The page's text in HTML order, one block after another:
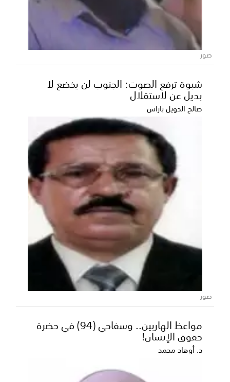
عقب اتصال من المحافظ الخنبشي.. اللواء
بن بريك يتراجع عن تجميد عضويته في
تحضيرية التنسيقي الأعلى بحضرموت
أعلن اللواء الركن أحمد سعيد بن بريك، محافظ حضرموت
الأسبق، تراجعه عن قرار تجميد عضويته في اللجنة التح...
300 مشروع تنموي سعودي تعزز الخدمات
الأساسية في المحافظات اليمنية
عكاظ - متابعات ​واصلت السعودية جهودها الحثيثة لترسيخ
ركائز النماء والاستقرار في اليمن، مقدمةً نموذجا...
صور
شبوة ترفع الصوت: الجنوب لن يخضع لا
بديل عن لاستقلال
صالح الدويل باراس
صور
مواعظ الهاربين.. وسفاحي (94) في حضرة
حقوق الإنسان!
د. أوهاد محمد